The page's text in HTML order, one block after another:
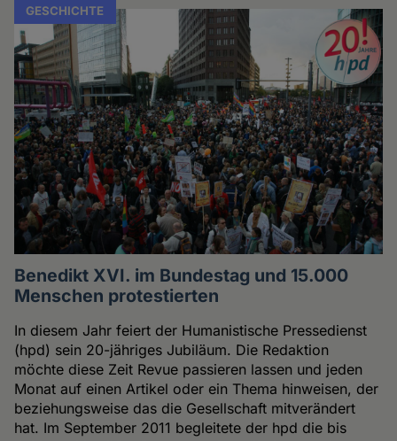
GESCHICHTE
Benedikt XVI. im Bundestag und 15.000
Menschen protestierten
In diesem Jahr feiert der Humanistische Pressedienst
(hpd) sein 20-jähriges Jubiläum. Die Redaktion
möchte diese Zeit Revue passieren lassen und jeden
Monat auf einen Artikel oder ein Thema hinweisen, der
beziehungsweise das die Gesellschaft mitverändert
hat. Im September 2011 begleitete der hpd die bis